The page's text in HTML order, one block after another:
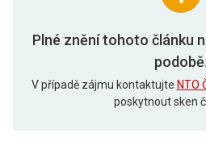
Plné znění tohoto článku
podobě.
V případě zájmu kontaktujte NTO
poskytnout sken